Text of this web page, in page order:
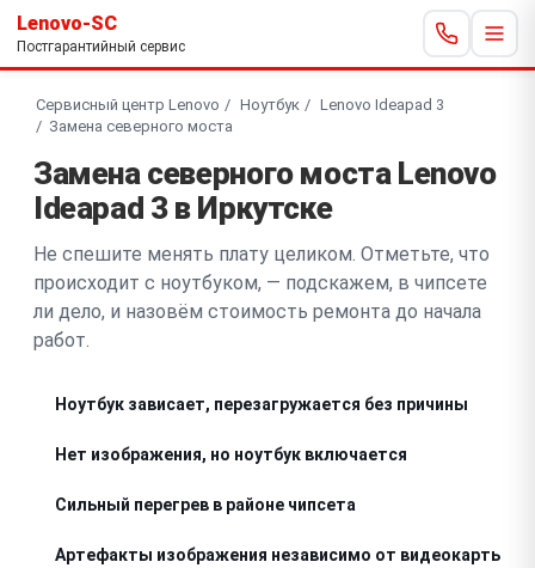
Lenovo-SC
Постгарантийный сервис
Сервисный центр Lenovo Ноутбук
Lenovo Ideapad 3
Замена северного моста
Замена северного моста Lenovo
Ideapad 3 в Иркутске
Не спешите менять плату целиком. Отметьте, что
происходит с ноутбуком, — подскажем, в чипсете
ли дело, и назовём стоимость ремонта до начала
работ.
Ноутбук зависает, перезагружается без причины
Нет изображения, но ноутбук включается
Сильный перегрев в районе чипсета
Артефакты изображения независимо от видеокарты